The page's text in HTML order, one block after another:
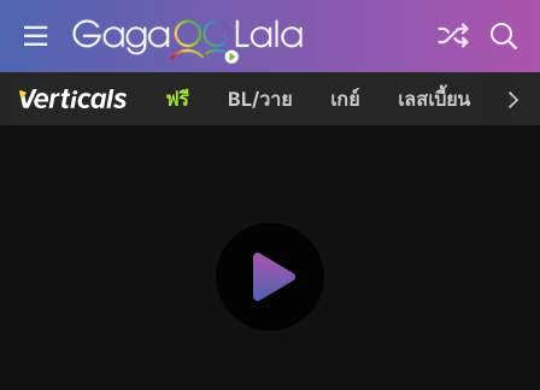
ฟรี BL/วาย เกย์ เลสเบี้ยน เค